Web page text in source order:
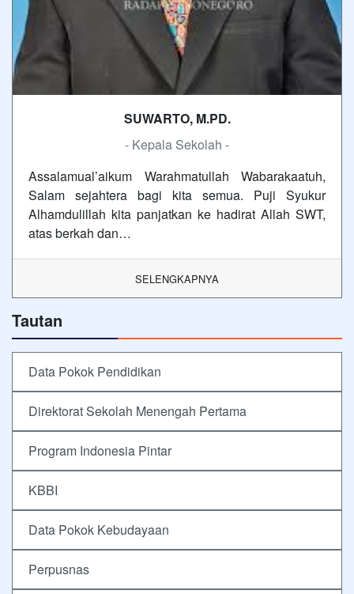
SUWARTO, M.PD.
- Kepala Sekolah -
Assalamual’aikum Warahmatullah Wabarakaatuh,
Salam sejahtera bagi kita semua. Puji Syukur
Alhamdulillah kita panjatkan ke hadirat Allah SWT,
atas berkah dan…
SELENGKAPNYA
Tautan
Data Pokok Pendidikan
Direktorat Sekolah Menengah Pertama
Program Indonesia Pintar
KBBI
Data Pokok Kebudayaan
Perpusnas